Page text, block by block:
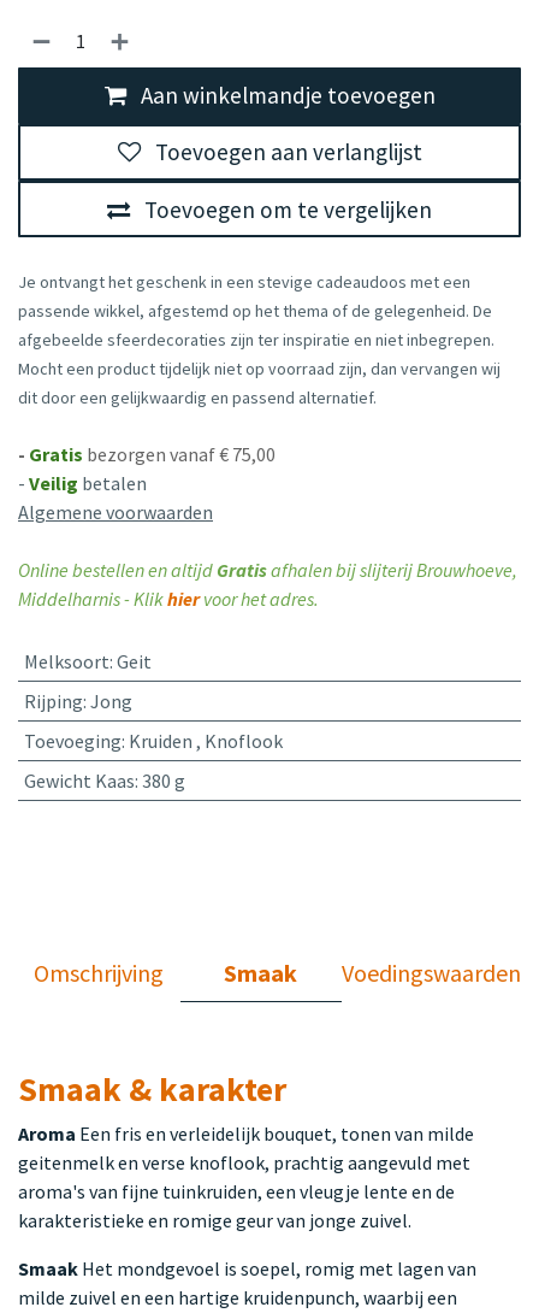
Aan winkelmandje toevoegen
Toevoegen om te vergelijken
Toevoegen aan verlanglijst
Je ontvangt het geschenk in een stevige cadeaudoos met een
passende wikkel, afgestemd op het thema of de gelegenheid. De
afgebeelde sfeerdecoraties zijn ter inspiratie en niet inbegrepen.
Mocht een product tijdelijk niet op voorraad zijn, dan vervangen wij
dit door een gelijkwaardig en passend alternatief.
- Gratis bezorgen vanaf € 75,00
- Veilig betalen
Algemene voorwaarden
Online bestellen en altijd Gratisafhalen bij slijterij Brouwhoeve,
Middelharnis - Klikhiervoor het adres.
Melksoort: Geit
Rijping: Jong
Toevoeging: Kruiden , Knoflook
Gewicht Kaas: 380 g
Omschrijving Smaak Voedingswaarden
Smaak & karakter
Aroma Een fris en verleidelijk bouquet, tonen van milde
geitenmelk en verse knoflook, prachtig aangevuld met
aroma's van fijne tuinkruiden, een vleugje lente en de
karakteristieke en romige geur van jonge zuivel.
Smaak Het mondgevoel is soepel, romig met lagen van
milde zuivel en een hartige kruidenpunch, waarbij een